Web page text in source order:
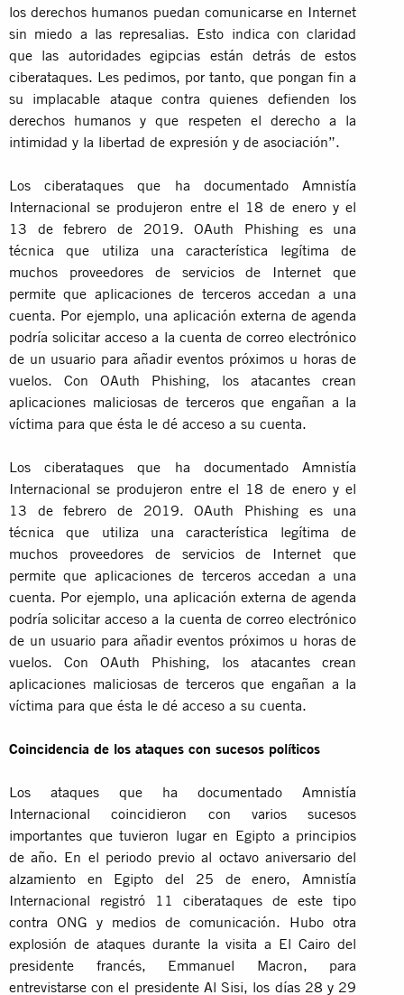
los derechos humanos puedan comunicarse en Internet
sin miedo a las represalias. Esto indica con claridad
que las autoridades egipcias están detrás de estos
ciberataques. Les pedimos, por tanto, que pongan fin a
su implacable ataque contra quienes defienden los
derechos humanos y que respeten el derecho a la
intimidad y la libertad de expresión y de asociación”.
Los ciberataques que ha documentado Amnistía
Internacional se produjeron entre el 18 de enero y el
13 de febrero de 2019. OAuth Phishing es una
técnica que utiliza una característica legítima de
muchos proveedores de servicios de Internet que
permite que aplicaciones de terceros accedan a una
cuenta. Por ejemplo, una aplicación externa de agenda
podría solicitar acceso a la cuenta de correo electrónico
de un usuario para añadir eventos próximos u horas de
vuelos. Con OAuth Phishing, los atacantes crean
aplicaciones maliciosas de terceros que engañan a la
víctima para que ésta le dé acceso a su cuenta.
Los ciberataques que ha documentado Amnistía
Internacional se produjeron entre el 18 de enero y el
13 de febrero de 2019. OAuth Phishing es una
técnica que utiliza una característica legítima de
muchos proveedores de servicios de Internet que
permite que aplicaciones de terceros accedan a una
cuenta. Por ejemplo, una aplicación externa de agenda
podría solicitar acceso a la cuenta de correo electrónico
de un usuario para añadir eventos próximos u horas de
vuelos. Con OAuth Phishing, los atacantes crean
aplicaciones maliciosas de terceros que engañan a la
víctima para que ésta le dé acceso a su cuenta.
Coincidencia de los ataques con sucesos políticos
Los ataques que ha documentado Amnistía
Internacional coincidieron con varios sucesos
importantes que tuvieron lugar en Egipto a principios
de año. En el periodo previo al octavo aniversario del
alzamiento en Egipto del 25 de enero, Amnistía
Internacional registró 11 ciberataques de este tipo
contra ONG y medios de comunicación. Hubo otra
explosión de ataques durante la visita a El Cairo del
presidente francés, Emmanuel Macron, para
entrevistarse con el presidente Al Sisi, los días 28 y 29